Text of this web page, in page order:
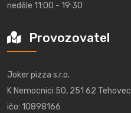
neděle 11:00 - 19:30
Provozovatel
Joker pizza s.r.o.
K Nemocnici 50, 251 62 Tehovec
ičo: 10898166